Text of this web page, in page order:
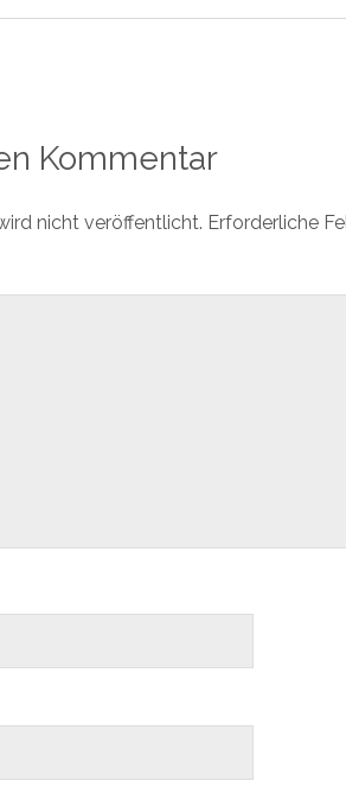
Kommentar
nicht veröffentlicht. Erforderliche